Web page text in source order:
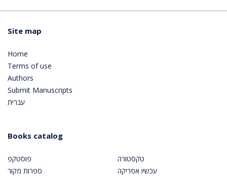
Site map
Home
Terms of use
Authors
Submit Manuscripts
עברית
Books catalog
פוסטקפ
ספרות מקור
טקסטורה
עכשיו אפריקה